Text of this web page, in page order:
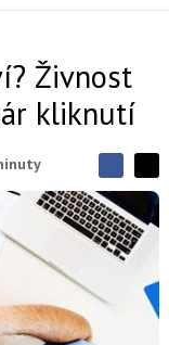
Živnost
kliknutí
S
d
í
l
t
S
í
l
e
t
e